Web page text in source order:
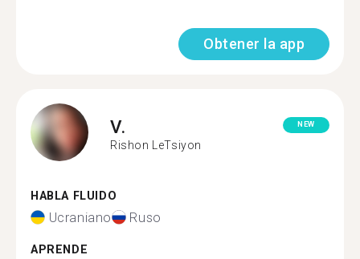
Obtener la app
V.
Rishon LeTsiyon
NEW
HABLA FLUIDO
Ucraniano Ruso
APRENDE